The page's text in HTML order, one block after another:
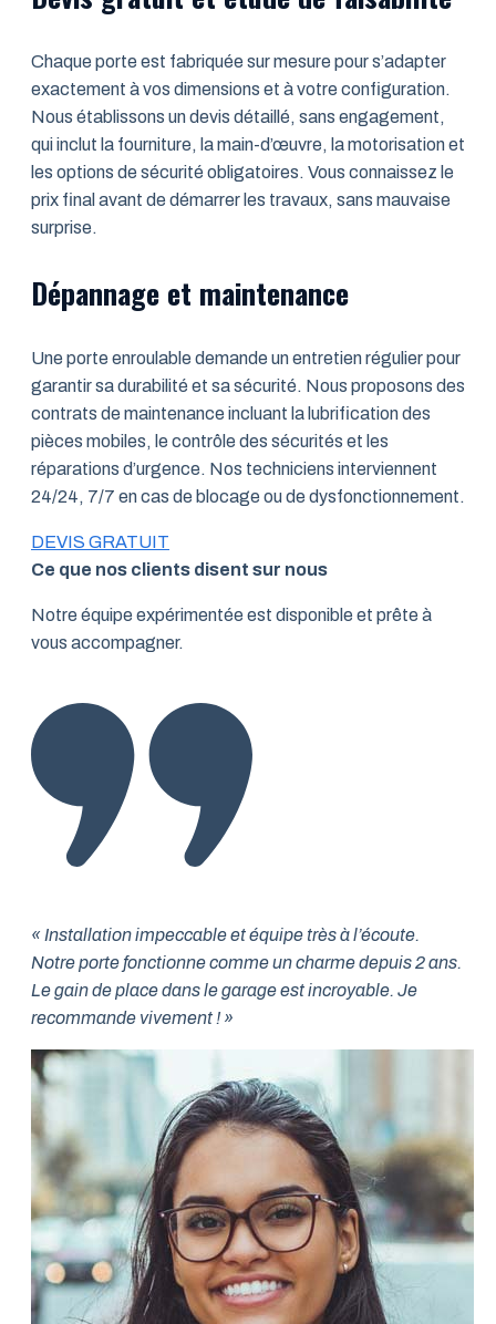
Chaque porte est fabriquée sur mesure pour s’adapter
exactement à vos dimensions et à votre configuration.
Nous établissons un devis détaillé, sans engagement,
qui inclut la fourniture, la main-d’œuvre, la motorisation et
les options de sécurité obligatoires. Vous connaissez le
prix final avant de démarrer les travaux, sans mauvaise
surprise.
Dépannage et maintenance
Une porte enroulable demande un entretien régulier pour
garantir sa durabilité et sa sécurité. Nous proposons des
contrats de maintenance incluant la lubrification des
pièces mobiles, le contrôle des sécurités et les
réparations d’urgence. Nos techniciens interviennent
24/24, 7/7 en cas de blocage ou de dysfonctionnement.
DEVIS GRATUIT
Ce que nos clients disent sur nous
Notre équipe expérimentée est disponible et prête à
vous accompagner.
« Installation impeccable et équipe très à l’écoute.
Notre porte fonctionne comme un charme depuis 2 ans.
Le gain de place dans le garage est incroyable. Je
recommande vivement ! »